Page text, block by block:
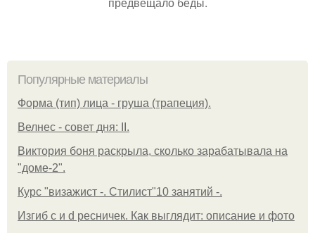
Популярные материалы
Форма (тип) лица - груша (трапеция).
Велнес - совет дня: II.
Виктория боня раскрыла, сколько зарабатывала на
"доме-2".
Курс "визажист -. Стилист"10 занятий -.
Изгиб c и d ресничек. Как выглядит: описание и фото